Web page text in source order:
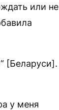
или не
[Беларуси].
у меня